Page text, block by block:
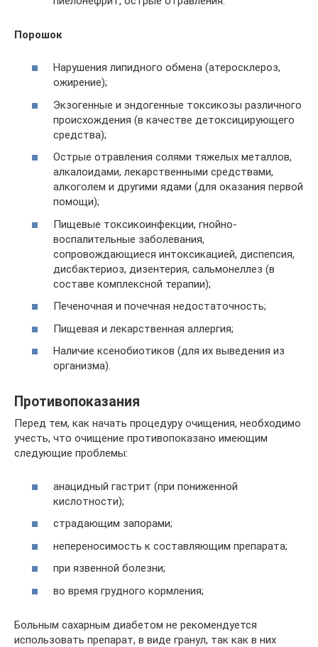
Порошок
Нарушения липидного обмена (атеросклероз,
ожирение);
Экзогенные и эндогенные токсикозы различного
происхождения (в качестве детоксицирующего
средства);
Острые отравления солями тяжелых металлов,
алкалоидами, лекарственными средствами,
алкоголем и другими ядами (для оказания первой
помощи);
Пищевые токсикоинфекции, гнойно-
воспалительные заболевания,
сопровождающиеся интоксикацией, диспепсия,
дисбактериоз, дизентерия, сальмонеллез (в
составе комплексной терапии);
Печеночная и почечная недостаточность;
Пищевая и лекарственная аллергия;
Наличие ксенобиотиков (для их выведения из
организма).
Противопоказания
Перед тем, как начать процедуру очищения, необходимо
учесть, что очищение противопоказано имеющим
следующие проблемы:
анацидный гастрит (при пониженной
кислотности);
страдающим запорами;
непереносимость к составляющим препарата;
при язвенной болезни;
во время грудного кормления;
Больным сахарным диабетом не рекомендуется
использовать препарат, в виде гранул, так как в них